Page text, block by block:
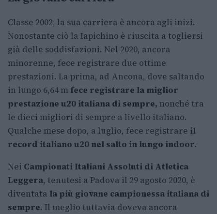
Classe 2002, la sua carriera è ancora agli inizi.
Nonostante ciò la Iapichino è riuscita a togliersi
già delle soddisfazioni. Nel 2020, ancora
minorenne, fece registrare due ottime
prestazioni. La prima, ad Ancona, dove saltando
in lungo 6,64 m fece registrare la miglior
prestazione u20 italiana di sempre, nonché tra
le dieci migliori di sempre a livello italiano.
Qualche mese dopo, a luglio, fece registrare il
record italiano u20 nel salto in lungo indoor.
Nei Campionati Italiani Assoluti di Atletica
Leggera, tenutesi a Padova il 29 agosto 2020, è
diventata la più giovane campionessa italiana di
sempre. Il meglio tuttavia doveva ancora